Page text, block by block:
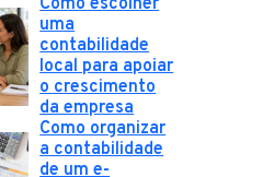
uma
contabilidade
local para apoiar
o crescimento
da empresa
Como organizar
a contabilidade
de um e-